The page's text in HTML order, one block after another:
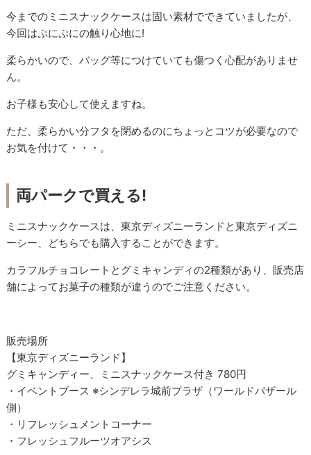
今までのミニスナックケースは固い素材でできていましたが、
今回はぷにぷにの触り心地に!
柔らかいので、バッグ等につけていても傷つく心配がありませ
ん。
お子様も安心して使えますね。
ただ、柔らかい分フタを閉めるのにちょっとコツが必要なので
お気を付けて・・・。
両パークで買える!
ミニスナックケースは、東京ディズニーランドと東京ディズニ
ーシー、どちらでも購入することができます。
カラフルチョコレートとグミキャンディの2種類があり、販売店
舗によってお菓子の種類が違うのでご注意ください。
販売場所
【東京ディズニーランド】
グミキャンディー、ミニスナックケース付き 780円
・イベントブース ※シンデレラ城前プラザ（ワールドバザール
側）
・リフレッシュメントコーナー
・フレッシュフルーツオアシス